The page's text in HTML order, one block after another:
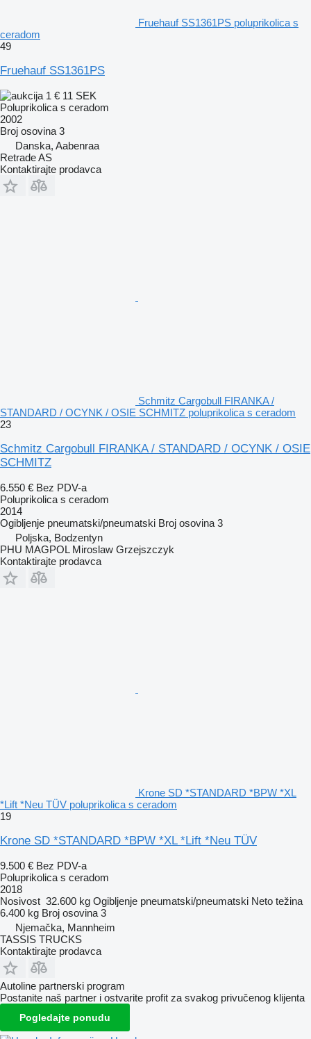
Fruehauf SS1361PS poluprikolica s
ceradom
49
Fruehauf SS1361PS
1 € 11 SEK
Poluprikolica s ceradom
2002
Broj osovina 3
Danska, Aabenraa
Retrade AS
Kontaktirajte prodavca
Schmitz Cargobull FIRANKA /
STANDARD / OCYNK / OSIE SCHMITZ poluprikolica s ceradom
23
Schmitz Cargobull FIRANKA / STANDARD / OCYNK / OSIE
SCHMITZ
6.550 € Bez PDV-a
Poluprikolica s ceradom
2014
Ogibljenje pneumatski/pneumatski Broj osovina 3
Poljska, Bodzentyn
PHU MAGPOL Miroslaw Grzejszczyk
Kontaktirajte prodavca
Krone SD *STANDARD *BPW *XL
*Lift *Neu TÜV poluprikolica s ceradom
19
Krone SD *STANDARD *BPW *XL *Lift *Neu TÜV
9.500 € Bez PDV-a
Poluprikolica s ceradom
2018
Nosivost 32.600 kg Ogibljenje pneumatski/pneumatski Neto težina
6.400 kg Broj osovina 3
Njemačka, Mannheim
TASSIS TRUCKS
Kontaktirajte prodavca
Autoline partnerski program
Postanite naš partner i ostvarite profit za svakog privučenog klijenta
Pogledajte ponudu